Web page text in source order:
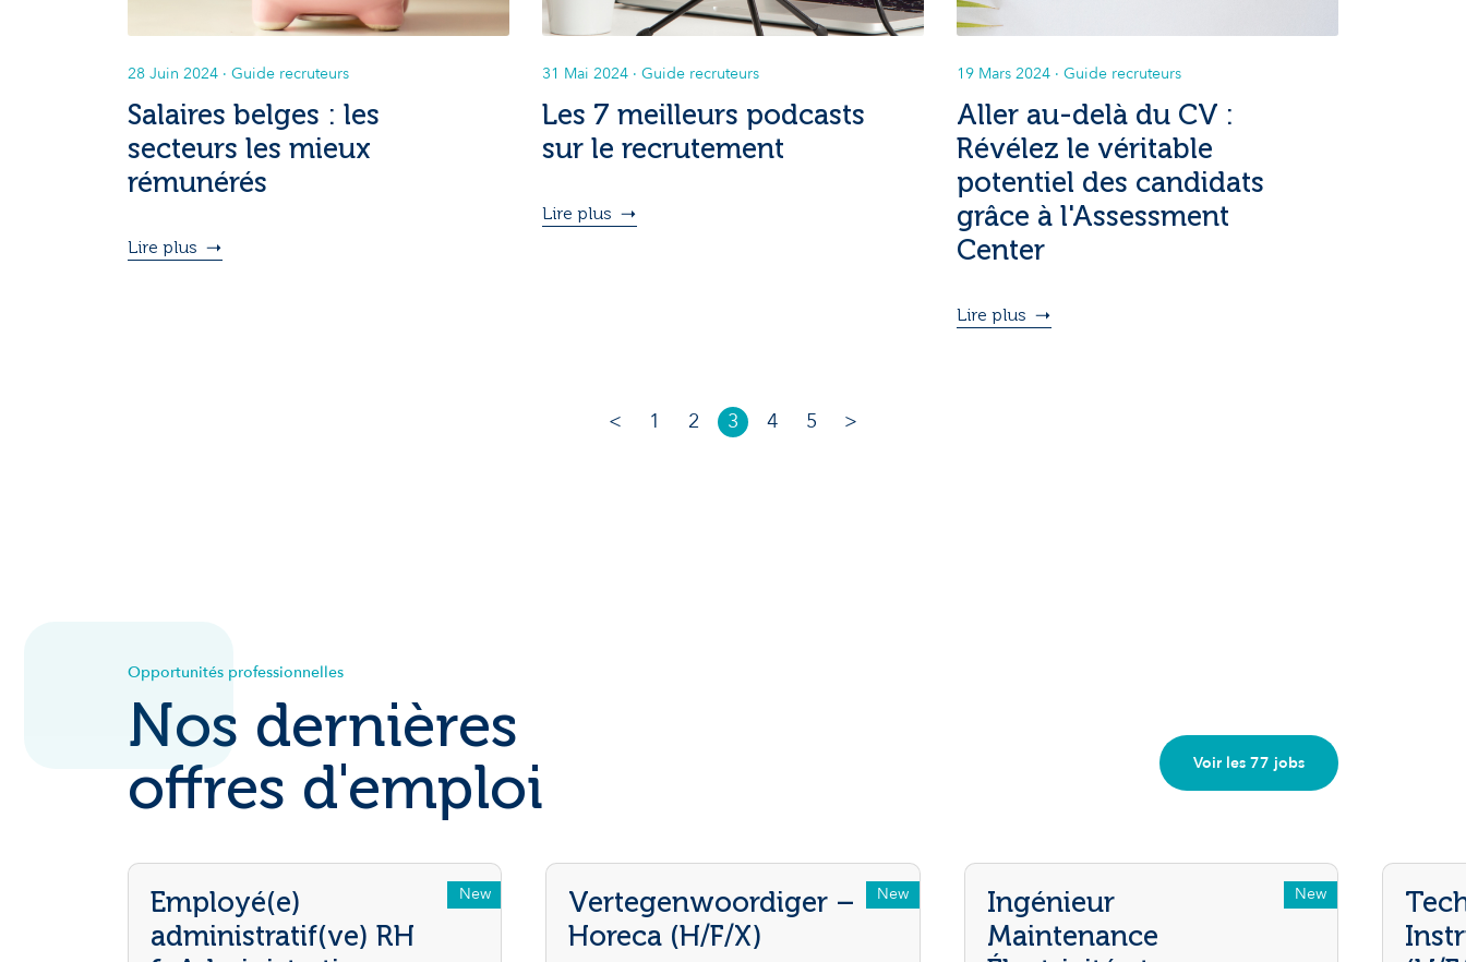
28 Juin 2024 · Guide recruteurs
Salaires belges : les
secteurs les mieux
rémunérés
Lire plus
31 Mai 2024· Guide recruteurs
Les 7 meilleurs podcasts
sur le recrutement
Lire plus
19 Mars 2024· Guide recruteurs
Aller au-delà du CV :
Révélez le véritable
potentiel des candidats
grâce à l'Assessment
Center
Lire plus
< 1 2 3 4 5 >
Opportunités professionnelles
Nos dernières
offres d'emploi
Voir les 77 jobs
Employé(e)
administratif(ve) RH
New
Vertegenwoordiger –
Horeca (H/F/X)
New
Ingénieur
Maintenance
New